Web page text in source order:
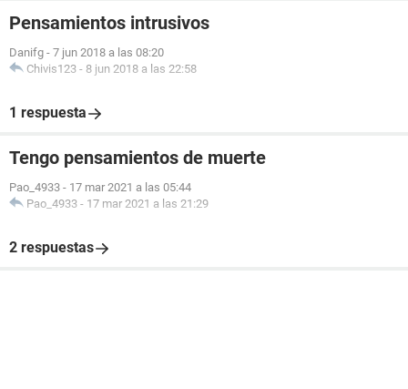
Pensamientos intrusivos
Danifg - 7 jun 2018 a las 08:20
Chivis123 - 8 jun 2018 a las 22:58
1 respuesta
Tengo pensamientos de muerte
Pao_4933 - 17 mar 2021 a las 05:44
Pao_4933 - 17 mar 2021 a las 21:29
2 respuestas